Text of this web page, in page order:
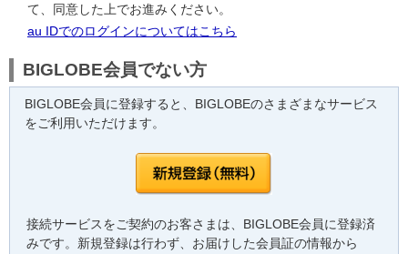
て、同意した上でお進みください。
au IDでのログインについてはこちら
BIGLOBE会員でない方
BIGLOBE会員に登録すると、BIGLOBEのさまざまなサービス
をご利用いただけます。
接続サービスをご契約のお客さまは、BIGLOBE会員に登録済
みです。新規登録は行わず、お届けした会員証の情報から